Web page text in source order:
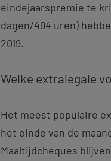
eindejaarspremie te
dagen/494 uren)
2019.
Welke extralegale
Het meest populaire
het einde van de
Maaltijdcheques